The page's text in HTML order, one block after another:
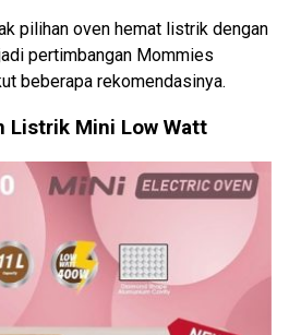
pilihan oven hemat listrik dengan
pertimbangan Mommies
beberapa rekomendasinya.
Listrik Mini Low Watt